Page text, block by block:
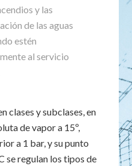
y las
de las aguas
estén
al servicio
clases y subclases, en
de vapor a 15º,
a 1 bar, y su punto
se regulan los tipos de